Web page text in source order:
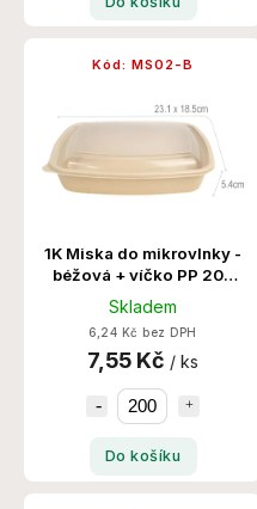
1K Miska do mikrovlnky -
béžová + víčko PP 200
Set/Krt
Skladem
6,24 Kč bez DPH
7,55 Kč / ks
Do košíku
Kód: MS02-B